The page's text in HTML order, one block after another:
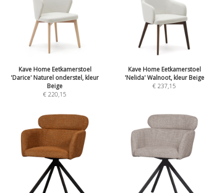
Kave Home Eetkamerstoel
'Darice' Naturel onderstel, kleur
Beige
€ 220,15
Kave Home Eetkamerstoel
'Nelida' Walnoot, kleur Beige
€ 237,15